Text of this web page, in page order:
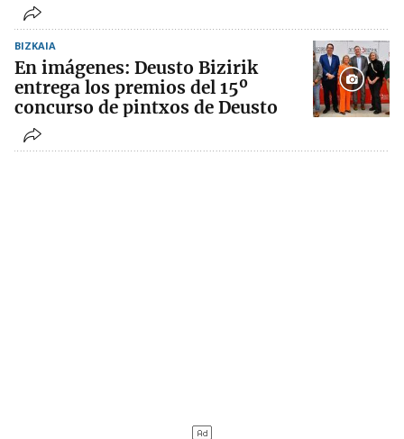
BIZKAIA
En imágenes: Deusto Bizirik
entrega los premios del 15º
concurso de pintxos de Deusto